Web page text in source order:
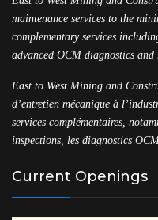
maintenance services to the
complementary services
advanced OCM diagnostics and
East to West Mining and
d’entretien mécanique à
services complémentaires,
inspections, les diagnostics
Current Openings